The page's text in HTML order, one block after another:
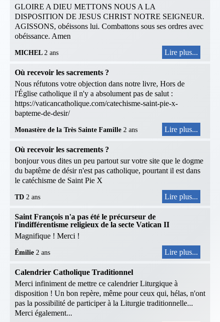
GLOIRE A DIEU METTONS NOUS A LA
DISPOSITION DE JESUS CHRIST NOTRE SEIGNEUR.
AGISSONS, obéissons lui. Combattons sous ses ordres avec
obéissance. Amen
MICHEL 2 ans Lire plus...
Où recevoir les sacrements ?
Nous réfutons votre objection dans notre livre, Hors de
l'Église catholique il n'y a absolument pas de salut :
https://vaticancatholique.com/catechisme-saint-pie-x-
bapteme-de-desir/
Monastère de la Très Sainte Famille 2 ans Lire plus...
Où recevoir les sacrements ?
bonjour vous dites un peu partout sur votre site que le dogme
du baptême de désir n'est pas catholique, pourtant il est dans
le catéchisme de Saint Pie X
TD 2 ans Lire plus...
Saint François n'a pas été le précurseur de
l'indifférentisme religieux de la secte Vatican II
Magnifique ! Merci !
Émilie 2 ans Lire plus...
Calendrier Catholique Traditionnel
Merci infiniment de mettre ce calendrier Liturgique à
disposition ! Un bon repère, même pour ceux qui, hélas, n'ont
pas la possibilité de participer à la Liturgie traditionnelle...
Merci également...